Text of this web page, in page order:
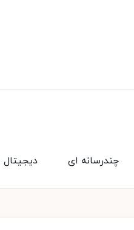
دیجیتال چندرسانه ای